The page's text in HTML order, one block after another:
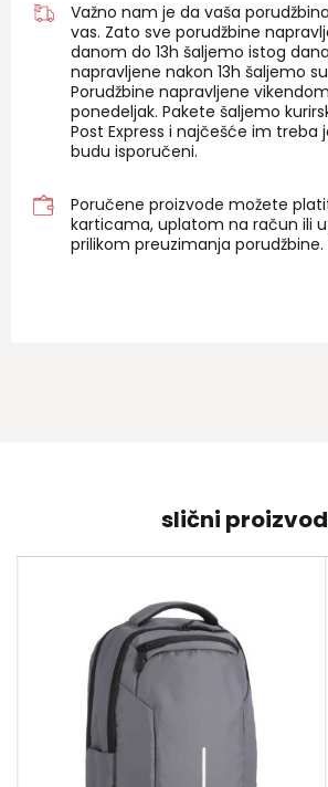
Važno nam je da vaša
vas. Zato sve porudžbine
danom do 13h šaljemo istog
napravljene nakon 13h šaljemo
Porudžbine napravljene
ponedeljak. Pakete šaljemo
Post Express i najčešće im treba
budu isporučeni.
Poručene proizvode možete
karticama, uplatom na račun ili
prilikom preuzimanja porudžbine.
slični